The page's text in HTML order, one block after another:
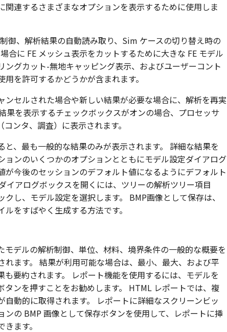
関連するさまざまなオプションを表示するために使用しま
御、解析結果の自動読み取り、Sim ケースの切り替え時の
合に FE メッシュ表示をカットするために大きな FE モデル
ングカット-無地キャッピング表示、およびユーザーコント
を許可するかどうかが含まれます。
ンセルされた場合や新しい結果が必要な場合に、解析を再実
果を表示するチェックボックスがオンの場合、プロセッサ
ンタ、調査）に表示されます。
と、最も一般的な結果のみが表示されます。 詳細な結果を
ョンのいくつかのオプションとともにモデル設定ダイアログ
が今後のセッションのデフォルト値になるようにデフォルト
イアログボックスを開くには、ツリーの解析ツリー項目
クし、モデル設定を選択します。 BMP画像として保存は、
をすばやく生成する方法です。
モデルの解析制御、単位、材料、境界条件の一般的な概要を
れます。 結果が利用可能な場合は、最小、最大、および平
要約されます。 レポート機能を使用するには、モデルを
タンを押すことをお勧めします。 HTML レポートでは、複
動的に取得されます。 レポートに詳細なスクリーンビッ
ンの BMP 画像として保存ボタンを使用して、レポートに挿
ます。